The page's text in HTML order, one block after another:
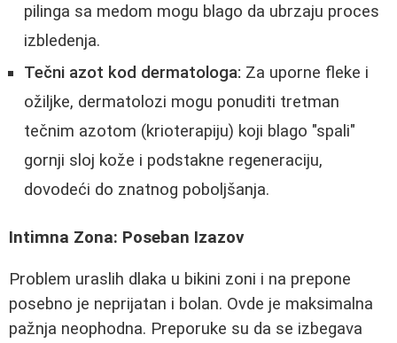
pilinga sa medom mogu blago da ubrzaju proces
izbledenja.
Tečni azot kod dermatologa: Za uporne fleke i
ožiljke, dermatolozi mogu ponuditi tretman
tečnim azotom (krioterapiju) koji blago "spali"
gornji sloj kože i podstakne regeneraciju,
dovodeći do znatnog poboljšanja.
Intimna Zona: Poseban Izazov
Problem uraslih dlaka u bikini zoni i na prepone
posebno je neprijatan i bolan. Ovde je maksimalna
pažnja neophodna. Preporuke su da se izbegava